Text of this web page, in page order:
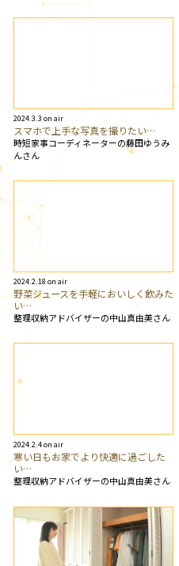
2024.3.3 on air
スマホで上手な写真を撮りたい…
時短家事コーディネーターの藤田ゆうみ
んさん
2024.2.18 on air
野菜ジュースを手軽においしく飲みた
い…
整理収納アドバイザーの中山真由美さん
2024.2.4 on air
寒い日もお家でより快適に過ごした
い…
整理収納アドバイザーの中山真由美さん